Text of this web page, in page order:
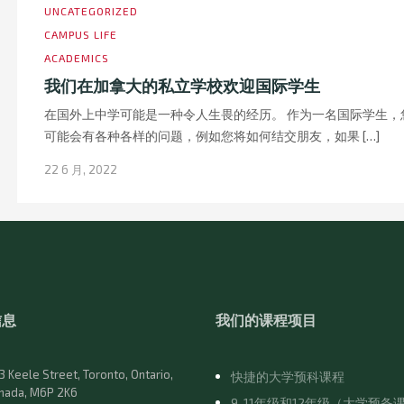
UNCATEGORIZED
CAMPUS LIFE
ACADEMICS
我们在加拿大的私立学校欢迎国际学生
在国外上中学可能是一种令人生畏的经历。 作为一名国际学生，
可能会有各种各样的问题，例如您将如何结交朋友，如果 […]
22 6 月, 2022
Keele Street, Toronto, Ontario,
M6P 2K6
我们的课程项目
快捷的大学预科课程